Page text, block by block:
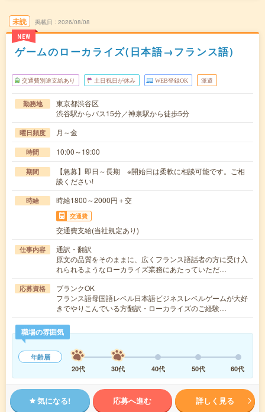
未読
NEW
掲載日 2026/08/08
ゲームのローカライズ(日本語→フランス語)
交通費別途支給あり 土日祝日が休み WEB登録OK 派遣
勤務地
東京都渋谷区
渋谷駅からバス15分／神泉駅から徒歩5分
曜日頻度 月～金
時間 10:00～19:00
期間
【急募】即日～長期 ※開始日は柔軟に相談可能です。ご相
談ください!
時給 時給1800～2000円＋交
交通費
交通費支給(当社規定あり)
仕事内容
通訳・翻訳
原文の品質をそのままに、広くフランス語話者の方に受け入
れられるようなローカライズ業務にあたっていただ…
応募資格
ブランクOK
フランス語母国語レベル日本語ビジネスレベルゲームが大好
きでやりこんでいる方翻訳・ローカライズのご経験…
職場の雰囲気
年齢層
20代
30代 40代 50代 60代
気になる! 応募へ進む 詳しく見る